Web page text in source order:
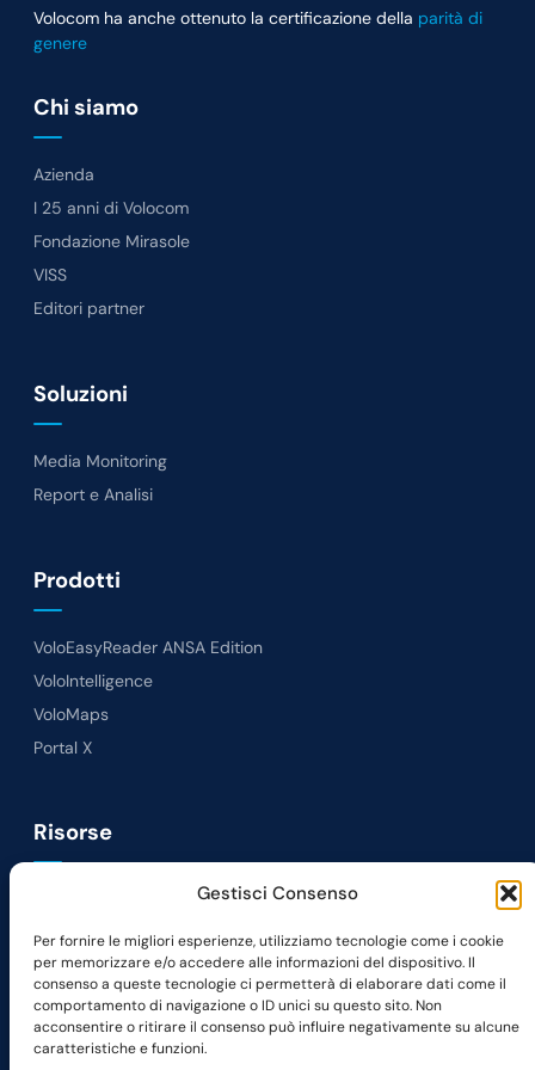
Gestisci Consenso
Per fornire le migliori esperienze, utilizziamo tecnologie come i cookie
per memorizzare e/o accedere alle informazioni del dispositivo. Il
consenso a queste tecnologie ci permetterà di elaborare dati come il
comportamento di navigazione o ID unici su questo sito. Non
acconsentire o ritirare il consenso può influire negativamente su alcune
caratteristiche e funzioni.
Volocom ha anche ottenuto la certificazione della parità di
genere
Chi siamo
Azienda
I 25 anni di Volocom
Fondazione Mirasole
VISS
Editori partner
Soluzioni
Media Monitoring
Report e Analisi
Prodotti
VoloEasyReader ANSA Edition
VoloIntelligence
VoloMaps
Portal X
Risorse
Lavora con noi
Richiedi Demo
Contatti